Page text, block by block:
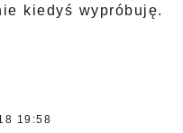
kiedyś wypróbuję.
19:58